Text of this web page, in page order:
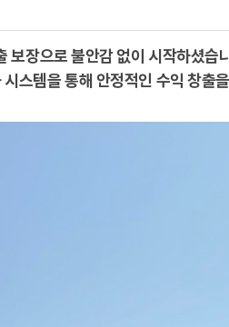
보장으로 불안감 없이 시작하셨습
스템을 통해 안정적인 수익 창출